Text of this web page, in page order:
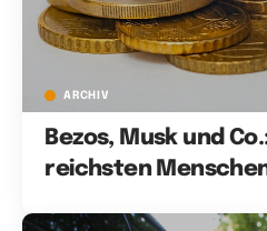
ARCHIV
Bezos, Musk und
reichsten